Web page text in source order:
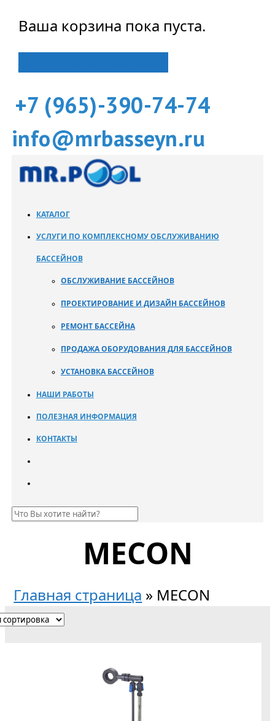
Ваша корзина пока пуста.
+7 (965)-390-74-74
info@mrbasseyn.ru
КАТАЛОГ
УСЛУГИ ПО КОМПЛЕКСНОМУ ОБСЛУЖИВАНИЮ
БАССЕЙНОВ
ОБСЛУЖИВАНИЕ БАССЕЙНОВ
ПРОЕКТИРОВАНИЕ И ДИЗАЙН БАССЕЙНОВ
РЕМОНТ БАССЕЙНА
ПРОДАЖА ОБОРУДОВАНИЯ ДЛЯ БАССЕЙНОВ
УСТАНОВКА БАССЕЙНОВ
НАШИ РАБОТЫ
ПОЛЕЗНАЯ ИНФОРМАЦИЯ
КОНТАКТЫ
MECON
Главная страница » MECON